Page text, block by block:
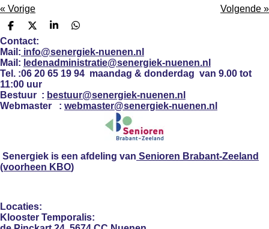
« Vorige Volgende »
D
e
l
e
n
D
e
e
l
S
a
r
e
D
l
e
n
Contact:
Mail: info@senergiek-nuenen.nl
Mail: ledenadministratie@senergiek-nuenen.nl
Tel. :06 20 65 19 94 maandag & donderdag van 9.00 tot
11:00 uur
Bestuur : bestuur@senergiek-nuenen.nl
Webmaster : webmaster@senergiek-nuenen.nl
Senergiek is een afdeling van Senioren Brabant-Zeeland
(voorheen KBO)
Locaties:
Klooster Temporalis: